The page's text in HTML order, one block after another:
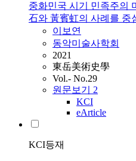
중화민국 시기 민족주의
石와 黃賓虹의 사례를 중
이보연
동악미술사학회
2021
東岳美術史學
Vol.- No.29
원문보기 2
KCI
eArticle
KCI등재